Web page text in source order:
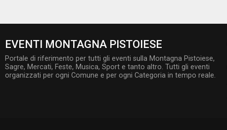
EVENTI MONTAGNA PISTOIESE
Portale di riferimento per tutti gli eventi sulla Montagna Pistoiese,
Sagre, Mercati, Feste, Musica, Sport e tanto altro. Tutti gli eventi
organizzati per ogni Comune e per ogni Categoria in tempo reale.